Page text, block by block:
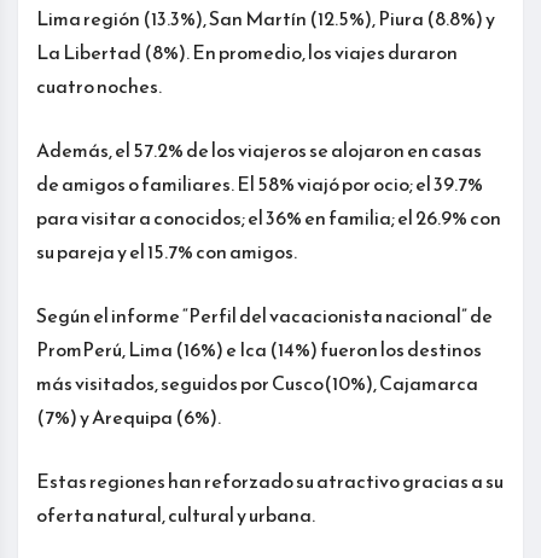
Lima región (13.3%), San Martín (12.5%), Piura (8.8%) y
La Libertad (8%). En promedio, los viajes duraron
cuatro noches.
Además, el 57.2% de los viajeros se alojaron en casas
de amigos o familiares. El 58% viajó por ocio; el 39.7%
para visitar a conocidos; el 36% en familia; el 26.9% con
su pareja y el 15.7% con amigos.
Según el informe “Perfil del vacacionista nacional” de
PromPerú, Lima (16%) e Ica (14%) fueron los destinos
más visitados, seguidos por Cusco(10%), Cajamarca
(7%) y Arequipa (6%).
Estas regiones han reforzado su atractivo gracias a su
oferta natural, cultural y urbana.